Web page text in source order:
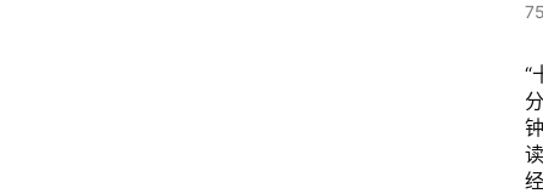
“
分
钟
读
经